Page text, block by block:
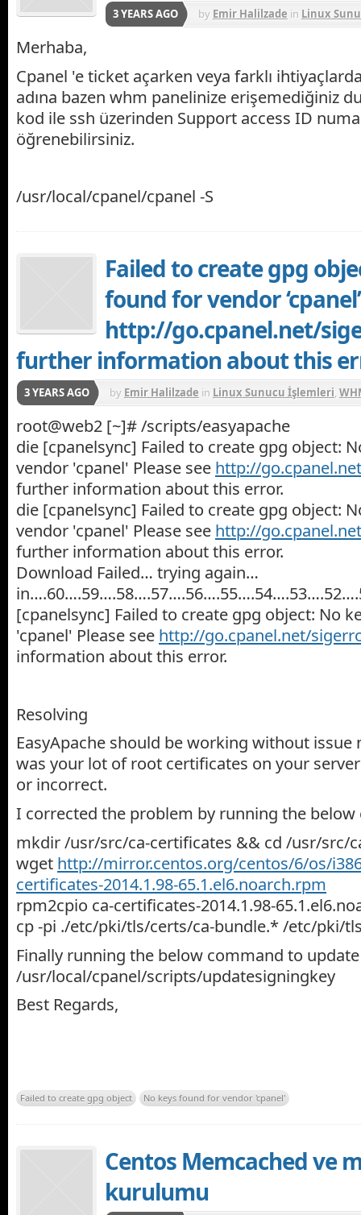
3 YEARS AGO by Emir Halilzade in Linux
Merhaba,
Cpanel 'e ticket açarken veya farklı
adına bazen whm panelinize erişemediğiniz
kod ile ssh üzerinden Support access ID
öğrenebilirsiniz.
/usr/local/cpanel/cpanel -S
Failed to create gpg
found for vendor
http://go.cpanel.net/
further information about this
3 YEARS AGO by Emir Halilzade in Linux Sunucu İşlemleri,
root@web2 [~]# /scripts/easyapache
die [cpanelsync] Failed to create gpg object:
vendor 'cpanel' Please see http://
further information about this error.
die [cpanelsync] Failed to create gpg object:
vendor 'cpanel' Please see http://
further information about this error.
Download Failed… trying again…
[cpanelsync] Failed to create gpg object: No
'cpanel' Please see http://go.cpanel.net/
information about this error.
Resolving
EasyApache should be working without issue
was your lot of root certificates on your
or incorrect.
I corrected the problem by running the below
mkdir /usr/src/ca-certificates && cd /usr/src/
wget http://mirror.centos.org/centos/6/os/
certificates-2014.1.98-65.1.el6.noarch.rpm
rpm2cpio ca-certificates-2014.1.98-
cp -pi ./etc/pki/tls/certs/ca-bundle.* /etc/pki/
Finally running the below command to
/usr/local/cpanel/scripts/updatesigningkey
Best Regards,
Failed to create gpg object No keys found for vendor 'cpanel'
Centos Memcached ve
kurulumu